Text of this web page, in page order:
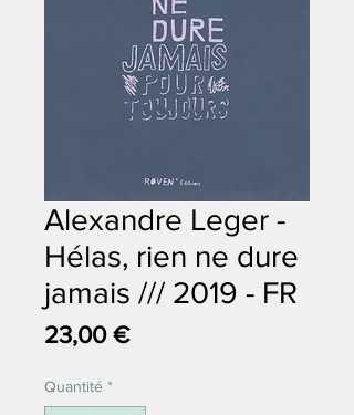
Alexandre Leger -
Hélas, rien ne dure
jamais /// 2019 - FR
23,00 €Prix
Quantité *